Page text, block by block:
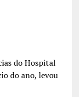
do Hospital
do ano, levou